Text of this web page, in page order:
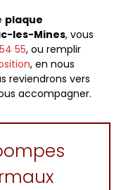
plaque
les-Mines, vous
55, ou remplir
, en nous
reviendrons vers
accompagner.